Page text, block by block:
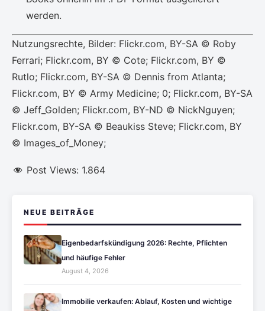
werden.
Nutzungsrechte, Bilder: Flickr.com, BY-SA © Roby
Ferrari; Flickr.com, BY © Cote; Flickr.com, BY ©
Rutlo; Flickr.com, BY-SA © Dennis from Atlanta;
Flickr.com, BY © Army Medicine; 0; Flickr.com, BY-SA
© Jeff_Golden; Flickr.com, BY-ND © NickNguyen;
Flickr.com, BY-SA © Beaukiss Steve; Flickr.com, BY
© Images_of_Money;
Post Views: 1.864
NEUE BEITRÄGE
Eigenbedarfskündigung 2026: Rechte, Pflichten
und häufige Fehler
August 4, 2026
Immobilie verkaufen: Ablauf, Kosten und wichtige